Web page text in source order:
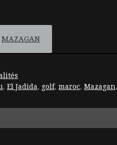
MAZAGAN
, El Jadida, golf, maroc, Mazagan,